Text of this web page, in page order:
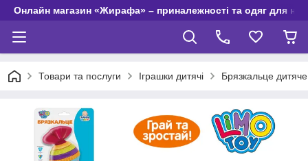
Онлайн магазин «Жирафа» – приналежності та одяг для
Товари та послуги Іграшки дитячі Брязкальце